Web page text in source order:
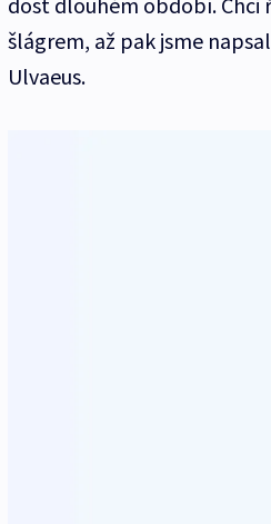
šlágrem, až pak jsme
Ulvaeus.